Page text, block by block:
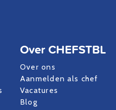
Over CHEFSTBL
Over ons
Aanmelden als chef
Vacatures
Blog